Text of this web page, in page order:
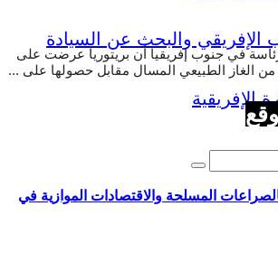
المسلحة والاقتصادات الموازية في
في جنوب إفريقيا أن بريتوريا عرضت على
الغاز الطبيعي المسال مقابل حصولها على ...